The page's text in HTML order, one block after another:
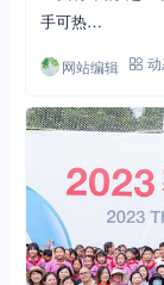
手可热…
网站编辑 动